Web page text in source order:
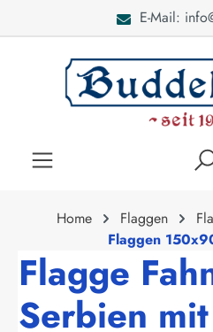
E-Mail:
Home Flaggen
Flaggen
Flagge
Serbien